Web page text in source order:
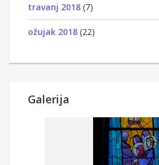
travanj 2018 (7)
ožujak 2018 (22)
Galerija